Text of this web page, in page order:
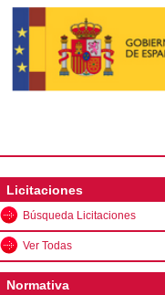
Licitaciones
Búsqueda Licitaciones
Ver Todas
Normativa